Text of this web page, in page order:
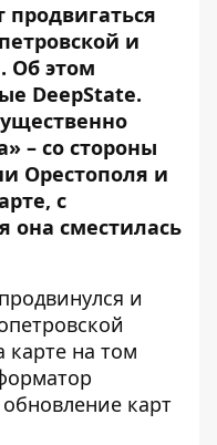
и
Об этом
DeepState.
– со стороны
Орестополя и
с
она сместилась
и
карте на том
обновление карт